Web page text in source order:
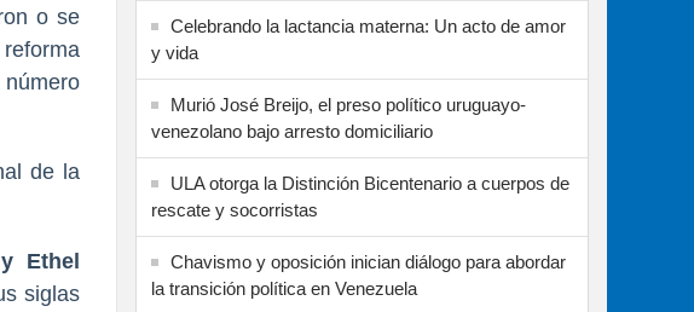
o se
de la
Ethel
siglas
Celebrando la lactancia materna: Un acto de amor
y vida
Murió José Breijo, el preso político uruguayo-
venezolano bajo arresto domiciliario
ULA otorga la Distinción Bicentenario a cuerpos de
rescate y socorristas
Chavismo y oposición inician diálogo para abordar
la transición política en Venezuela